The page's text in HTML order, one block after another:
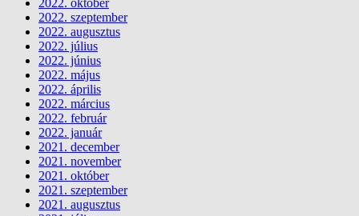
2022. szeptember
2022. augusztus
2022. július
2022. június
2022. május
2022. április
2022. március
2022. február
2022. január
2021. december
2021. november
2021. október
2021. szeptember
2021. augusztus